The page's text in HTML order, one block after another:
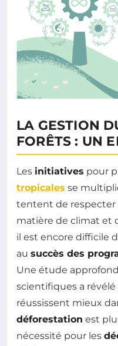
LA GESTION
FORÊTS : UN
Les initiatives pour
tropicales se
tentent de respecter
matière de climat et
il est encore difficile
au succès des
Une étude
scientifiques a
réussissent mieux
déforestation est
nécessité pour les